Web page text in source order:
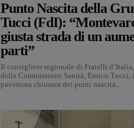
Punto Nascita della
Tucci (FdI):
giusta strada di un
parti”
Il consigliere regionale di Fratelli
della Commissione Sanità, Enrico Tucci,
paventata chiusura dei punti nascita...